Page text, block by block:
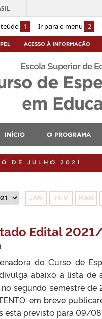
1 Ir para o menu 2
ACESSO À INFORMAÇÃO
Escola Superior de
de
em
INÍCIO O PROGRAMA
DE JULHO 2021
JAN FEV MAR
Edital
do Curso de
abaixo a lista de
segundo semestre de
em breve
está previsto para 09/08.